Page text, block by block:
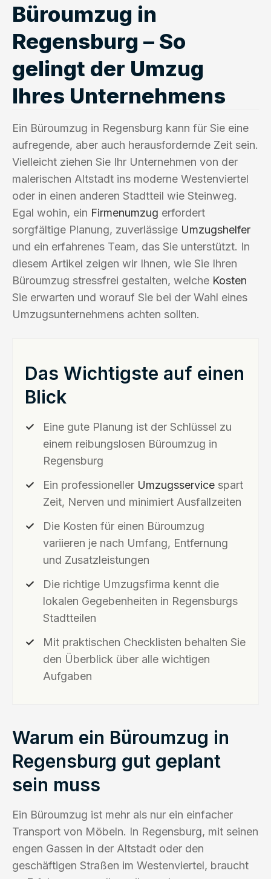
Büroumzug in
Regensburg – So
gelingt der Umzug
Ihres Unternehmens
Ein Büroumzug in Regensburg kann für Sie eine
aufregende, aber auch herausfordernde Zeit sein.
Vielleicht ziehen Sie Ihr Unternehmen von der
malerischen Altstadt ins moderne Westenviertel
oder in einen anderen Stadtteil wie Steinweg.
Egal wohin, ein Firmenumzug erfordert
sorgfältige Planung, zuverlässige Umzugshelfer
und ein erfahrenes Team, das Sie unterstützt. In
diesem Artikel zeigen wir Ihnen, wie Sie Ihren
Büroumzug stressfrei gestalten, welche Kosten
Sie erwarten und worauf Sie bei der Wahl eines
Umzugsunternehmens achten sollten.
Das Wichtigste auf einen
Blick
Eine gute Planung ist der Schlüssel zu
einem reibungslosen Büroumzug in
Regensburg
Ein professioneller Umzugsservice spart
Zeit, Nerven und minimiert Ausfallzeiten
Die Kosten für einen Büroumzug
variieren je nach Umfang, Entfernung
und Zusatzleistungen
Die richtige Umzugsfirma kennt die
lokalen Gegebenheiten in Regensburgs
Stadtteilen
Mit praktischen Checklisten behalten Sie
den Überblick über alle wichtigen
Aufgaben
Warum ein Büroumzug in
Regensburg gut geplant
sein muss
Ein Büroumzug ist mehr als nur ein einfacher
Transport von Möbeln. In Regensburg, mit seinen
engen Gassen in der Altstadt oder den
geschäftigen Straßen im Westenviertel, braucht